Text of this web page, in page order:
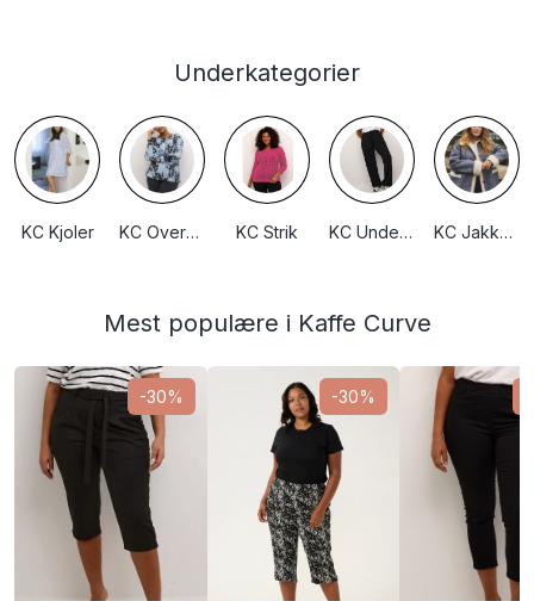
Underkategorier
KC Kjoler KC Overdele KC Strik KC Underdele KC Jakker/huer
Mest populære i Kaffe Curve
-30% -30%